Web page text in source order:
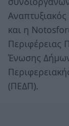
και η
Περιφέρειας
Ένωσης
(ΠΕΔΠ).